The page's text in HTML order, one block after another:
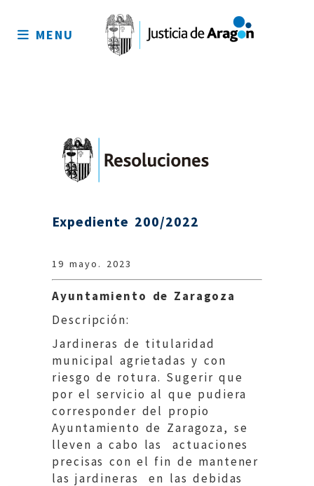
sitio
MENU
Expediente 200/2022
19 mayo. 2023
Ayuntamiento de Zaragoza
Descripción:
Jardineras de titularidad
municipal agrietadas y con
riesgo de rotura. Sugerir que
por el servicio al que pudiera
corresponder del propio
Ayuntamiento de Zaragoza, se
lleven a cabo las actuaciones
precisas con el fin de mantener
las jardineras en las debidas